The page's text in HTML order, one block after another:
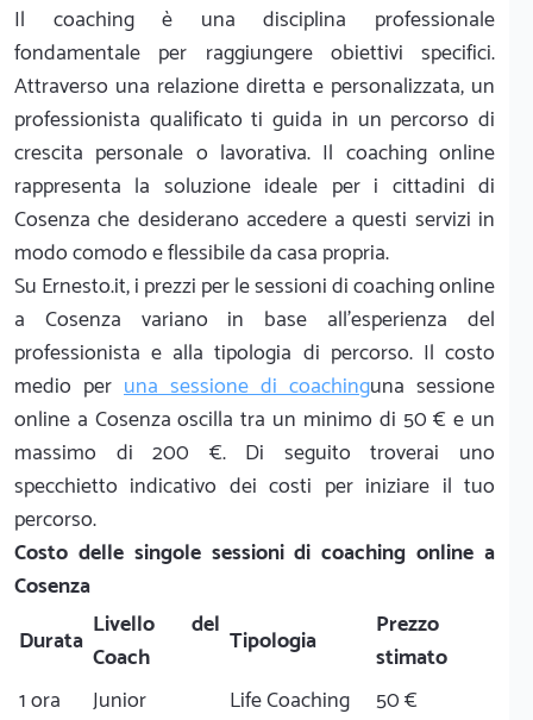
Il coaching è una disciplina professionale
fondamentale per raggiungere obiettivi specifici.
Attraverso una relazione diretta e personalizzata, un
professionista qualificato ti guida in un percorso di
crescita personale o lavorativa. Il coaching online
rappresenta la soluzione ideale per i cittadini di
Cosenza che desiderano accedere a questi servizi in
modo comodo e flessibile da casa propria.
Su Ernesto.it, i prezzi per le sessioni di coaching online
a Cosenza variano in base all'esperienza del
professionista e alla tipologia di percorso. Il costo
medio per una sessione di coachinguna sessione
online a Cosenza oscilla tra un minimo di 50 € e un
massimo di 200 €. Di seguito troverai uno
specchietto indicativo dei costi per iniziare il tuo
percorso.
Costo delle singole sessioni di coaching online a
Cosenza
Durata Livello del
Coach
Tipologia
Prezzo
stimato
1 ora
Junior Life Coaching
50 €